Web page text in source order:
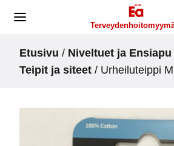
Skip
Etusivu / Niveltuet ja Ensiapu
Teipit ja siteet / Urheiluteippi